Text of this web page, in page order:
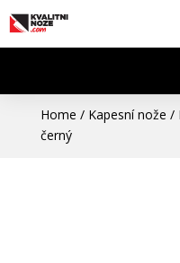
Home / Kapesní nože /
černý